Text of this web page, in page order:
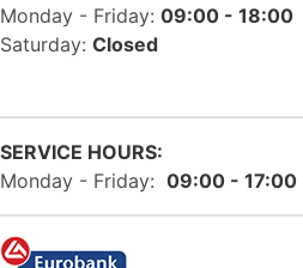
Monday - Friday: 09:00 - 18:00
Saturday: Closed
SERVICE HOURS:
Monday - Friday: 09:00 - 17:00